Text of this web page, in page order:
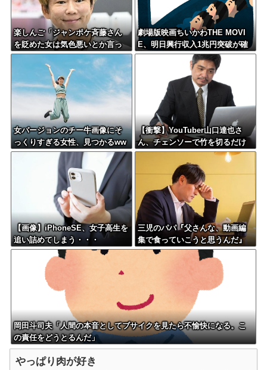
楽しんご「ジャンポケ斉藤さん
を貶めた女は気色悪いとか言っ
てる癖にフ●ラするとか口だけは
素直なんだな！週刊誌から金も
らってるだろ」
劇場版映画ちいかわTHE MOVI
E、明日興行収入1兆円突破が確
実にｗｗｗｗｗｗｗｗｗｗｗｗ
女バージョンのチー牛画像にそ
っくりすぎる女性、見つかるww
w
【衝撃】YouTuber山口達也さ
ん、チェンソーで竹を切るだけ
で600万再生を突破してしまう←
正直、こう言うのでいいんだよ
なw w w w w w w w
【画像】iPhoneSE、女子高生を
追い詰めてしまう・・・
三児のパパ『父さんな、動画編
集で食っていこうと思うんだ』
→結果
岡田斗司夫「人間の本音としてブサイクを見たら不愉快になる。こ
の責任をどうとるんだ」
やっぱり肉が好き